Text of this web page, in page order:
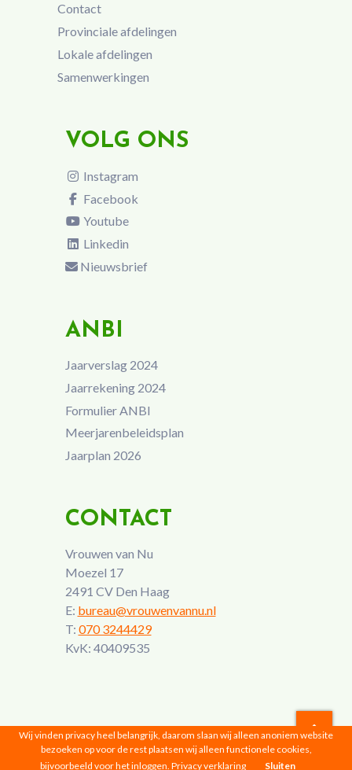
Contact
Provinciale afdelingen
Lokale afdelingen
Samenwerkingen
VOLG ONS
Instagram
Facebook
Youtube
Linkedin
Nieuwsbrief
ANBI
Jaarverslag 2024
Jaarrekening 2024
Formulier ANBI
Meerjarenbeleidsplan
Jaarplan 2026
CONTACT
Vrouwen van Nu
Moezel 17
2491 CV Den Haag
E: bureau@vrouwenvannu.nl
T: 070 3244429
KvK: 40409535
Vrouwen van Nu © 2026 |Privacyverklaring
Wij vinden privacy heel belangrijk, daarom slaan wij alleen anoniem website
bezoeken op voor de rest plaatsen wij alleen functionele cookies,
bijvoorbeeld voor het inloggen. Privacy verklaring Sluiten